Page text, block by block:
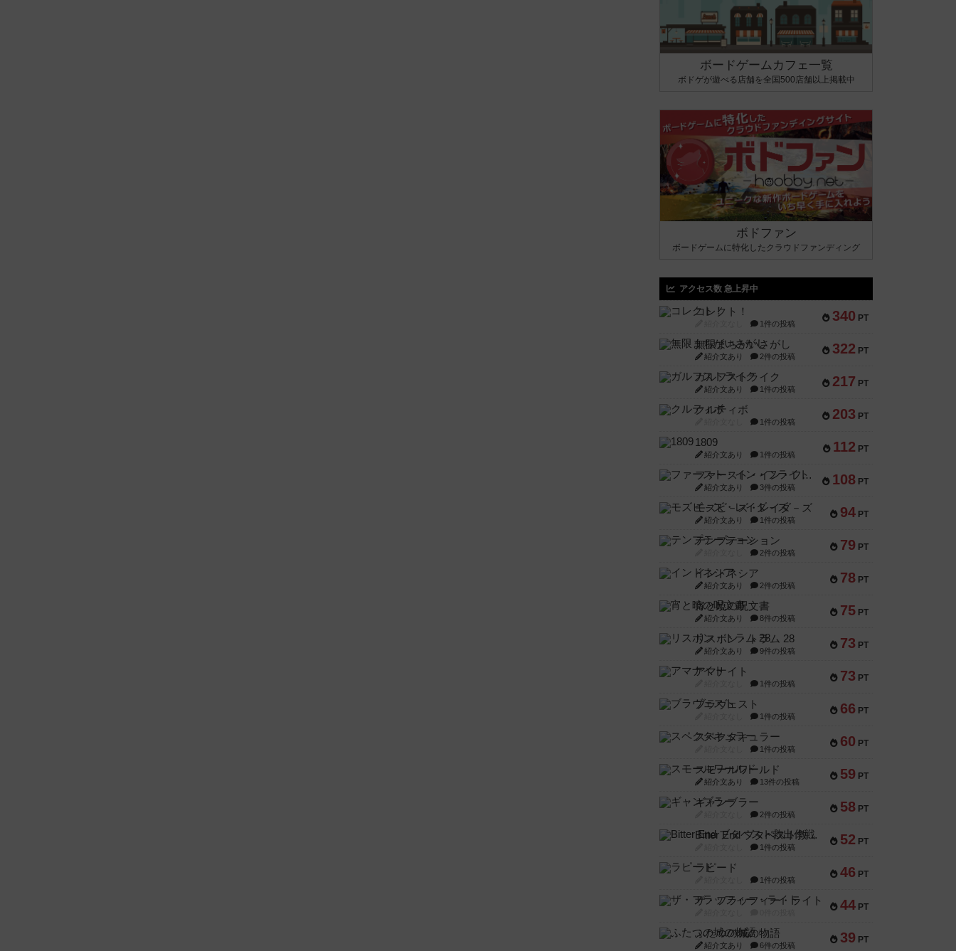
ボードゲームカフェ一覧
ボドゲが遊べる店舗を全国500店舗以上掲載中
ボドファン
ボードゲームに特化したクラウドファンディング
アクセス数 急上昇中
340 PT
コレクト！
1件の投稿
322 PT
無限まちがいさがし
紹介文あり 2件の投稿
217 PT
ガルフストライク
紹介文あり 1件の投稿
203 PT
クルティボ
1件の投稿
112 PT
1809
紹介文あり 1件の投稿
108 PT
ファースト・イン・フライト
紹介文あり 3件の投稿
94 PT
モズビ－ズ・レイダ－ズ
紹介文あり 1件の投稿
79 PT
テンプテーション
2件の投稿
78 PT
インドネシア
紹介文あり 2件の投稿
75 PT
宵と暁の呪文書
紹介文あり 8件の投稿
73 PT
リスボン・トラム 28
紹介文あり 9件の投稿
73 PT
アマナイト
1件の投稿
66 PT
ブラヴェスト
1件の投稿
60 PT
スペクタキュラー
1件の投稿
59 PT
スモールワールド
紹介文あり 13件の投稿
58 PT
ギャンブラー
2件の投稿
52 PT
Bitter End ブタペスト救出作戦
1件の投稿
46 PT
ラピード
1件の投稿
44 PT
ザ・フラッフィー・ライト
39 PT
ふたつの城の物語
紹介文あり 6件の投稿